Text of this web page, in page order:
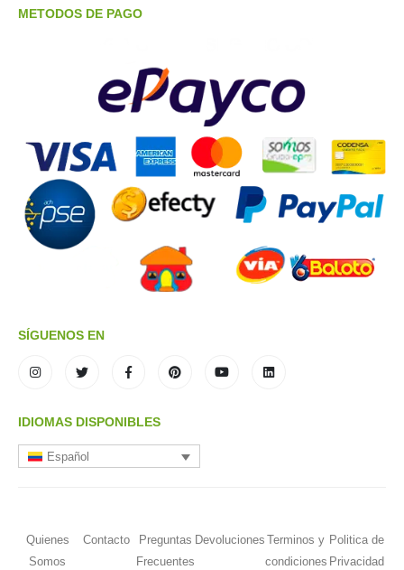
METODOS DE PAGO
SÍGUENOS EN
IDIOMAS DISPONIBLES
Español
Quienes
Somos
Contacto
Preguntas
Frecuentes
Devoluciones Terminos y
condiciones
Politica de
Privacidad